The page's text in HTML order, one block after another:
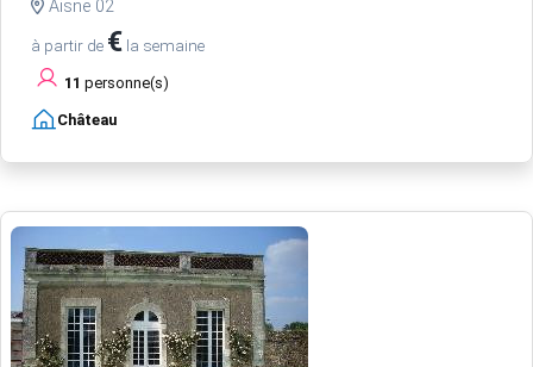
Aisne 02
à partir de € la semaine
11 personne(s)
Château